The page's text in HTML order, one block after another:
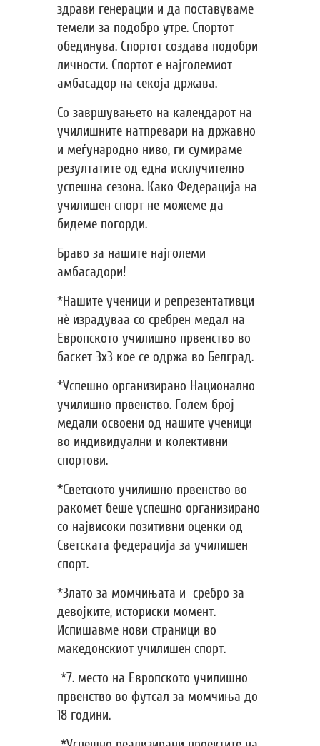
здрави генерации и да поставуваме
темели за подобро утре. Спортот
обединува. Спортот создава подобри
личности. Спортот е најголемиот
амбасадор на секоја држава.
Со завршувањето на календарот на
училишните натпревари на државно
и меѓународно ниво, ги сумираме
резултатите од една исклучително
успешна сезона. Како Федерација на
училишен спорт не можеме да
бидеме погорди.
Браво за нашите најголеми
амбасадори!
*Нашите ученици и репрезентативци
нè израдуваа со сребрен медал на
Европското училишно првенство во
баскет 3х3 кое се одржа во Белград.
*Успешно организирано Национално
училишно првенство. Голем број
медали освоени од нашите ученици
во индивидуални и колективни
спортови.
*Светското училишно првенство во
ракомет беше успешно организирано
со највисоки позитивни оценки од
Светската федерација за училишен
спорт.
*Злато за момчињата и сребро за
девојките, историски момент.
Испишавме нови страници во
македонскиот училишен спорт.
*7. место на Европското училишно
првенство во футсал за момчиња до
18 години.